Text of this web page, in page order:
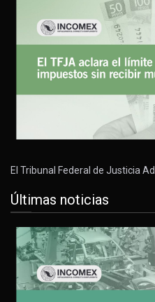
El Tribunal Federal de Justicia
Últimas noticias